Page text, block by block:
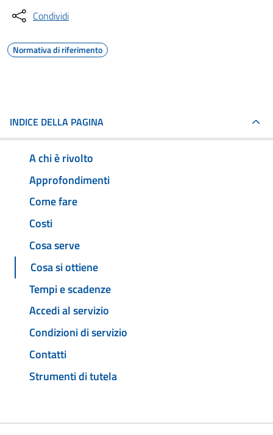
Condividi
Normativa di riferimento
INDICE DELLA PAGINA
A chi è rivolto
Approfondimenti
Come fare
Costi
Cosa serve
Cosa si ottiene
Tempi e scadenze
Accedi al servizio
Condizioni di servizio
Contatti
Strumenti di tutela